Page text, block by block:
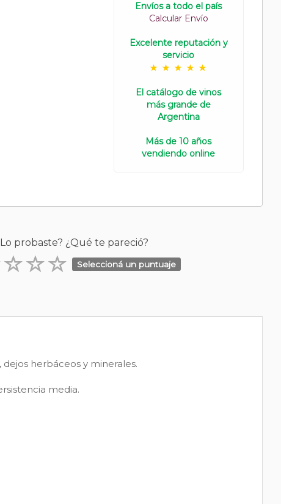
Envíos a todo el país
Calcular Envío
Excelente reputación y
servicio
El catálogo de vinos
más grande de
Argentina
Más de 10 años
vendiendo online
probaste? ¿Qué te pareció?
Seleccioná un puntuaje
herbáceos y minerales.
media.